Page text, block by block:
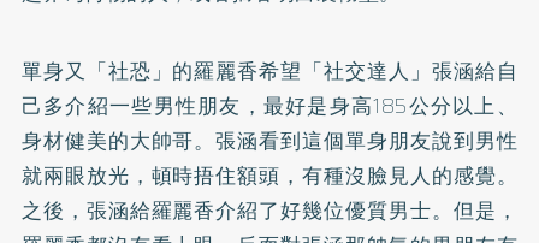
單身又「社恐」的羅麗香希望「社交達人」張涵給自
己多介紹一些男性朋友，最好是身高185公分以上、
身材健美的大帥哥。張涵看到這個單身朋友說到男性
就兩眼放光，頓時捂住額頭，有種沒臉見人的感覺。
之後，張涵給羅麗香介紹了好幾位優質男士。但是，